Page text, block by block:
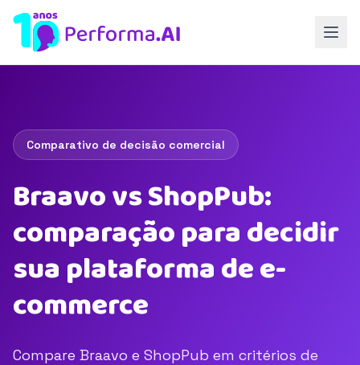
Comparativo de decisão comercial
Braavo vs ShopPub:
comparação para decidir
sua plataforma de e-
commerce
Compare Braavo e ShopPub em critérios de